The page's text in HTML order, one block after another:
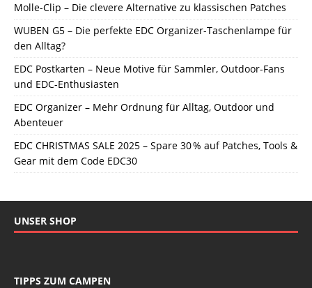
Molle-Clip – Die clevere Alternative zu klassischen Patches
WUBEN G5 – Die perfekte EDC Organizer-Taschenlampe für
den Alltag?
EDC Postkarten – Neue Motive für Sammler, Outdoor-Fans
und EDC-Enthusiasten
EDC Organizer – Mehr Ordnung für Alltag, Outdoor und
Abenteuer
EDC CHRISTMAS SALE 2025 – Spare 30 % auf Patches, Tools &
Gear mit dem Code EDC30
UNSER SHOP
TIPPS ZUM CAMPEN